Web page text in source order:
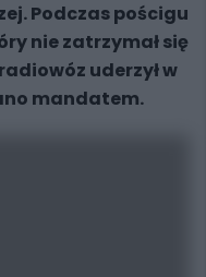
Podczas pościgu
nie zatrzymał się
uderzył w
mandatem.